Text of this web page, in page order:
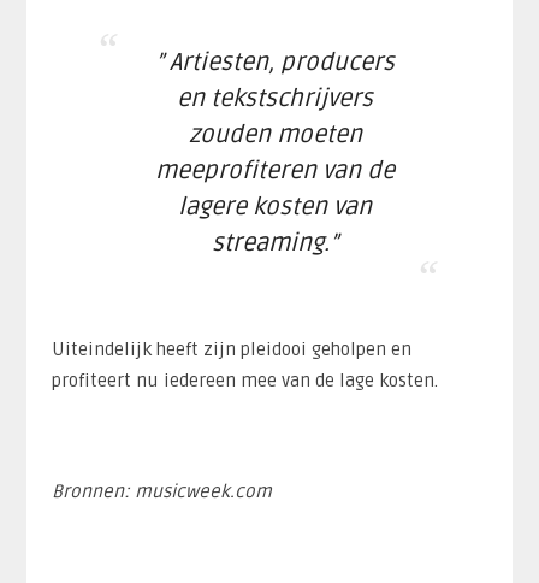
”Artiesten, producers
en tekstschrijvers
zouden moeten
meeprofiteren van de
lagere kosten van
streaming. ”
Uiteindelijk heeft zijn pleidooi geholpen en
profiteert nu iedereen mee van de lage kosten.
Bronnen: musicweek.com